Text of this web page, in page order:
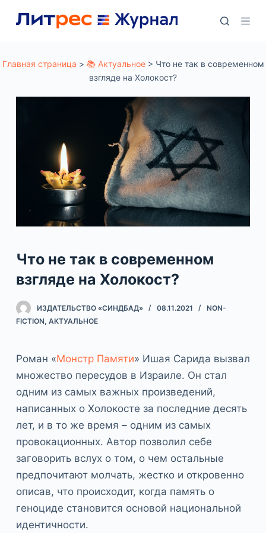
П
е
т
Главная страница > 📚 Актуальное> Что не так в современном
взгляде на Холокост?
Что не так в современном
взгляде на Холокост?
ИЗДАТЕЛЬСТВО «СИНДБАД» 08.11.2021
NON-
FICTION, АКТУАЛЬНОЕ
Роман «Монстр Памяти» Ишая Сарида вызвал
множество пересудов в Израиле. Он стал
одним из самых важных произведений,
написанных о Холокосте за последние десять
лет, и в то же время – одним из самых
провокационных. Автор позволил себе
заговорить вслух о том, о чем остальные
предпочитают молчать, жестко и откровенно
описав, что происходит, когда память о
геноциде становится основой национальной
идентичности.